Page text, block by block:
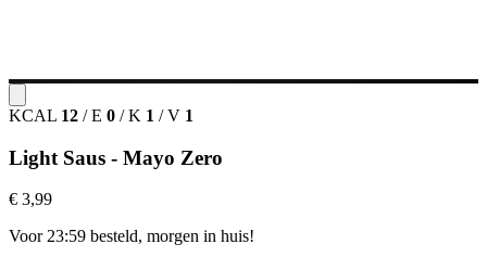
KCAL 12 / E 0 / K 1 / V 1
Light Saus - Mayo Zero
€ 3,99
Voor 23:59 besteld, morgen in huis!